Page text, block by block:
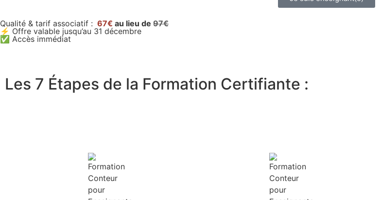
Qualité & tarif associatif : 67€ au lieu de 97€
⚡ Offre valable jusqu’au 31 décembre
✅ Accès immédiat
Les 7 Étapes de la Formation Certifiante :